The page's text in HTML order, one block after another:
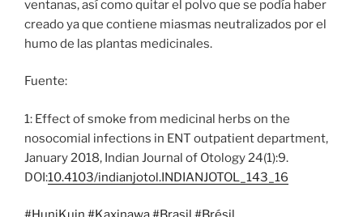
ventanas, así como quitar el polvo que se podía haber
creado ya que contiene miasmas neutralizados por el
humo de las plantas medicinales.
Fuente:
1: Effect of smoke from medicinal herbs on the
nosocomial infections in ENT outpatient department,
January 2018, Indian Journal of Otology 24(1):9.
DOI:10.4103/indianjotol.INDIANJOTOL_143_16